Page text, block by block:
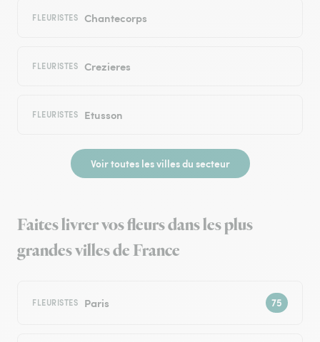
FLEURISTES Chantecorps
FLEURISTES Crezieres
FLEURISTES Etusson
Voir toutes les villes du secteur
Faites livrer vos fleurs dans les plus
grandes villes de France
FLEURISTES Paris